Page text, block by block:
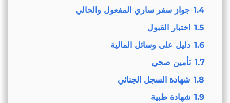
1.4
جواز سفر ساري المفعول والحالي
1.5
اختبار القبول
1.6
دليل على وسائل المالية
1.7
تأمين صحي
1.8
شهادة السجل الجنائي
1.9
شهادة طبية